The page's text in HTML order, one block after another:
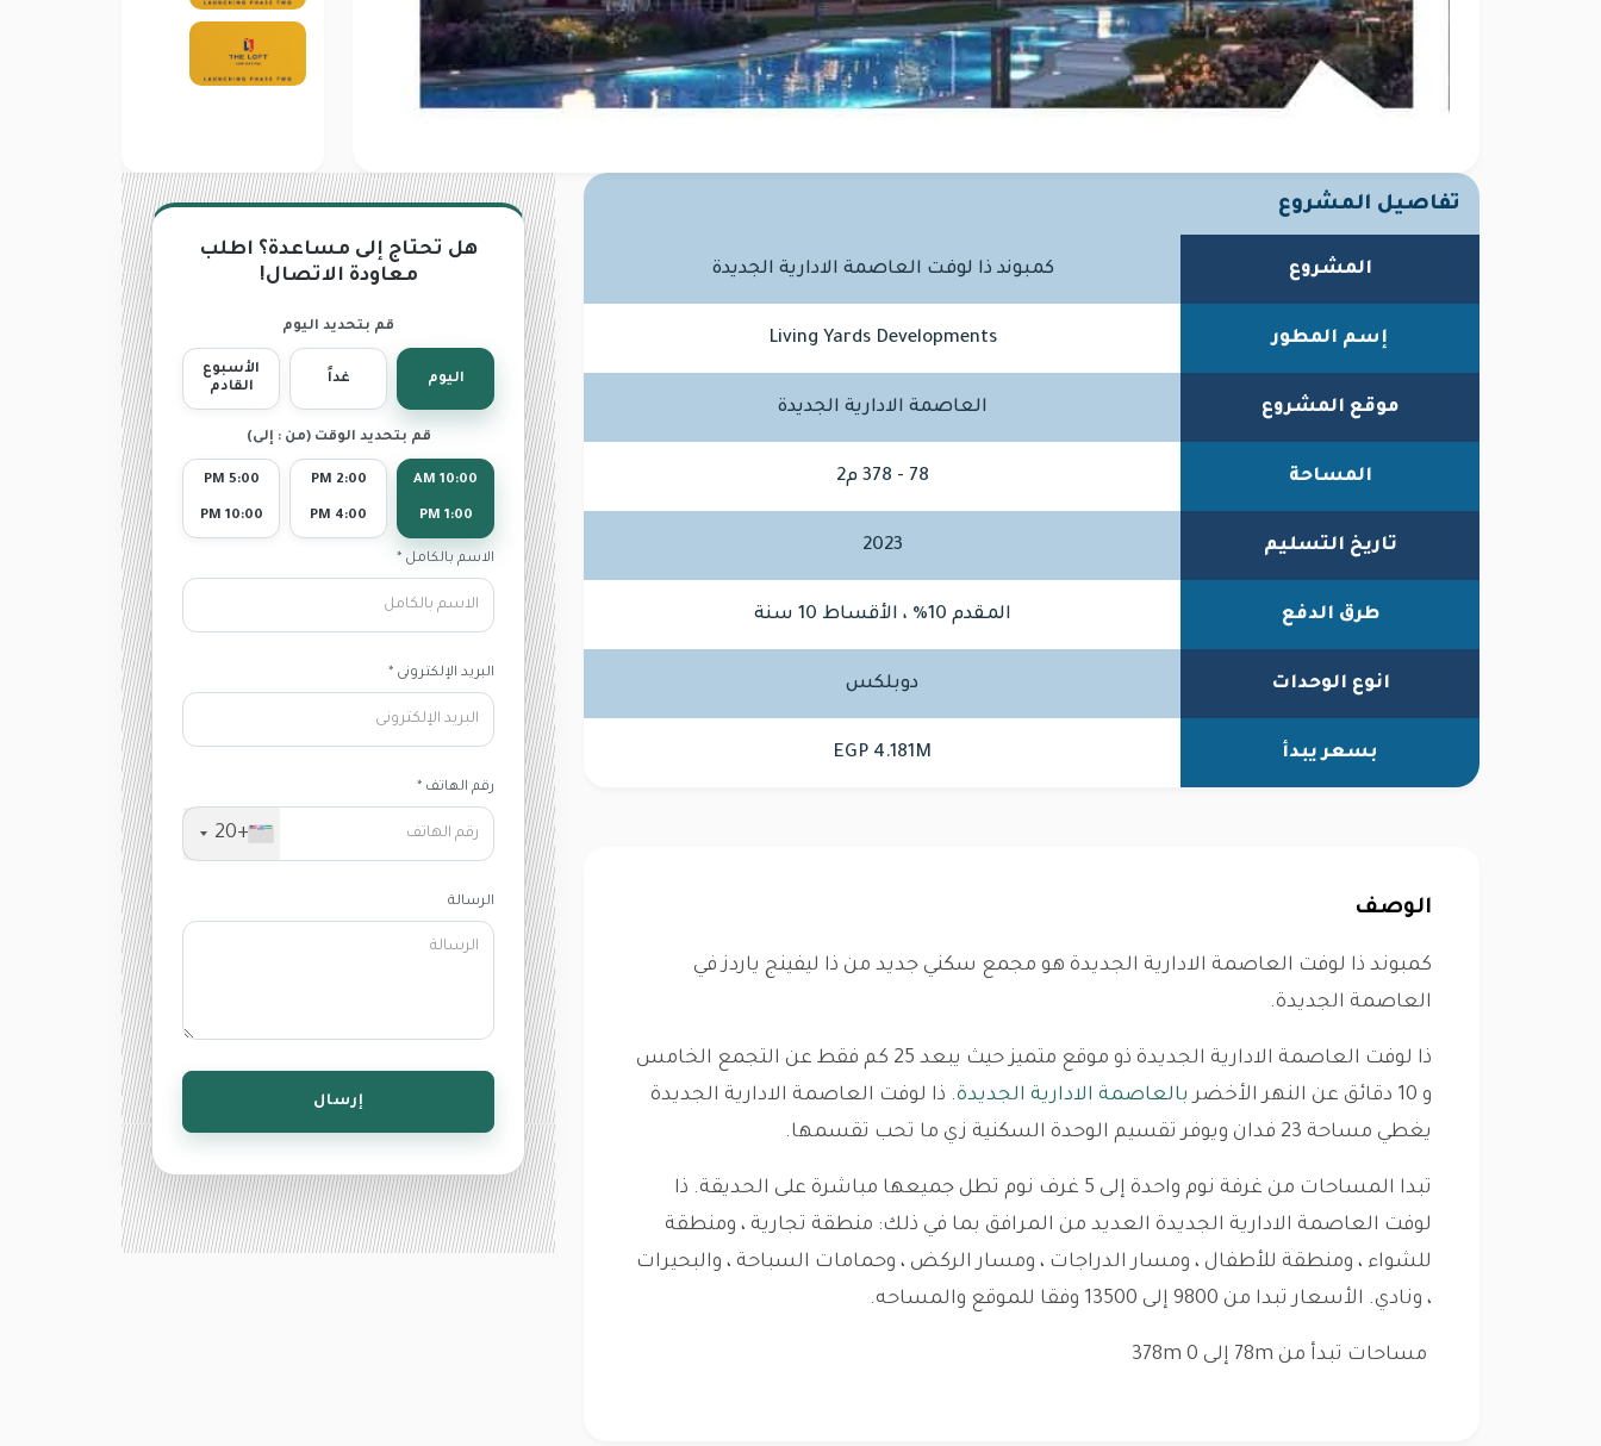
تفاصيل المشروع
المشروع كمبوند ذا لوفت العاصمة الادارية الجديدة
إسم المطور Living Yards Developments
موقع المشروع العاصمة الادارية الجديدة
المساحة 78 - 378 م2
تاريخ التسليم 2023
طرق الدفع المقدم 10% ، الأقساط 10 سنة
انوع الوحدات دوبلكس
بسعر يبدأ EGP 4.181M
الوصف
كمبوند ذا لوفت العاصمة الادارية الجديدة هو مجمع سكني جديد من ذا ليفينج ياردز في
العاصمة الجديدة.
ذا لوفت العاصمة الادارية الجديدة ذو موقع متميز حيث يبعد 25 كم فقط عن التجمع الخامس
و 10 دقائق عن النهر الأخضر
بالعاصمة الادارية الجديدة. ذا لوفت العاصمة الادارية الجديدة
يغطي مساحة 23 فدان ويوفر تقسيم الوحدة السكنية زي ما تحب تقسمها.
تبدا المساحات من غرفة نوم واحدة إلى 5 غرف نوم تطل جميعها مباشرة على الحديقة. ذا
لوفت العاصمة الادارية الجديدة العديد من المرافق بما في ذلك: منطقة تجارية ، ومنطقة
للشواء ، ومنطقة للأطفال ، ومسار الدراجات ، ومسار الركض ، وحمامات السباحة ، والبحيرات
، ونادي. الأسعار تبدا من 9800 إلى 13500 وفقا للموقع والمساحه.
مساحات تبدأ من 78m إلى 378m 0
هل تحتاج إلى مساعدة؟ اطلب
معاودة الاتصال!
قم بتحديد اليوم
اليوم غداً
الأسبوع
القادم
قم بتحديد الوقت (من : إلى)
10:00 AM
1:00 PM
2:00 PM
4:00 PM
5:00 PM
10:00 PM
الاسم بالكامل *
البريد الإلكترونى *
رقم الهاتف *
+20
الرسالة
إرسال